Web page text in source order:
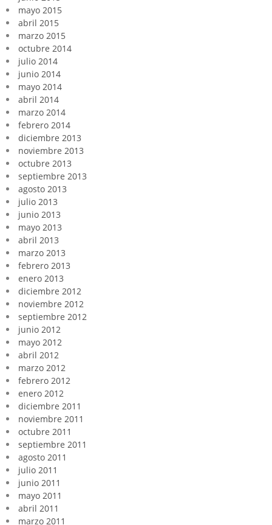
mayo 2015
abril 2015
marzo 2015
octubre 2014
julio 2014
junio 2014
mayo 2014
abril 2014
marzo 2014
febrero 2014
diciembre 2013
noviembre 2013
octubre 2013
septiembre 2013
agosto 2013
julio 2013
junio 2013
mayo 2013
abril 2013
marzo 2013
febrero 2013
enero 2013
diciembre 2012
noviembre 2012
septiembre 2012
junio 2012
mayo 2012
abril 2012
marzo 2012
febrero 2012
enero 2012
diciembre 2011
noviembre 2011
octubre 2011
septiembre 2011
agosto 2011
julio 2011
junio 2011
mayo 2011
abril 2011
marzo 2011